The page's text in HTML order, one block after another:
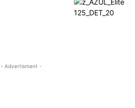
- Advertisment -